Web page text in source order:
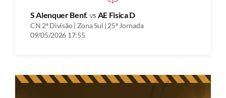
S Alenquer Benf. vs AE Fisica D
CN 2ª Divisão | Zona Sul | 25ª Jornada
09/05/2026 17:55